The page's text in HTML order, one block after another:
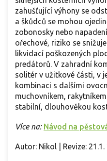
zahušťující výhony se
a škůdců se mohou
zobonosky nebo
ořechové, riziko se
likvidací poškozených
predátorů. V zahradní
solitér v užitkové části, v
kombinaci s dalšími
muchovníkem,
stabilní, dlouhověkou
Více na: Návod na
Autor: Nikol | Revize: 21.1.